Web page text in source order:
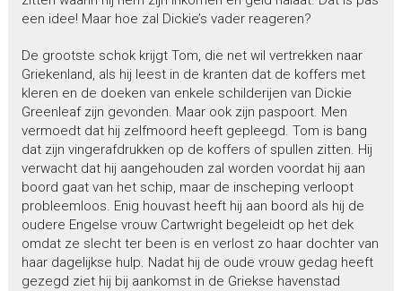
een idee! Maar hoe zal Dickie’s vader reageren?
De grootste schok krijgt Tom, die net wil vertrekken naar
Griekenland, als hij leest in de kranten dat de koffers met
kleren en de doeken van enkele schilderijen van Dickie
Greenleaf zijn gevonden. Maar ook zijn paspoort. Men
vermoedt dat hij zelfmoord heeft gepleegd. Tom is bang
dat zijn vingerafdrukken op de koffers of spullen zitten. Hij
verwacht dat hij aangehouden zal worden voordat hij aan
boord gaat van het schip, maar de inscheping verloopt
probleemloos. Enig houvast heeft hij aan boord als hij de
oudere Engelse vrouw Cartwright begeleidt op het dek
omdat ze slecht ter been is en verlost zo haar dochter van
haar dagelijkse hulp. Nadat hij de oude vrouw gedag heeft
gezegd ziet hij bij aankomst in de Griekse havenstad